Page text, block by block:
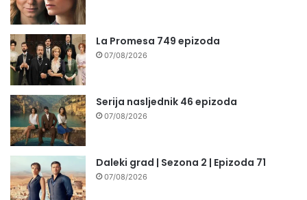
La Promesa 749 epizoda
07/08/2026
Serija nasljednik 46 epizoda
07/08/2026
Daleki grad | Sezona 2 | Epizoda 71
07/08/2026